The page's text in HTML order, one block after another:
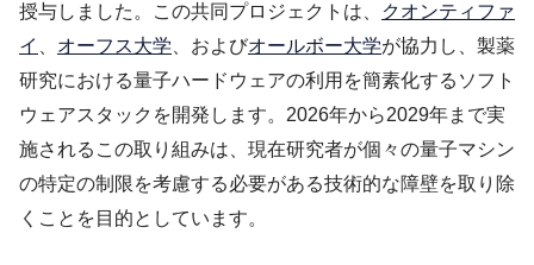
授与しました。この共同プロジェクトは、
クオンティファ
イ
オーフス大学 、およびオールボー大学が協力し、製薬
研究における量子ハードウェアの利用を簡素化するソフト
ウェアスタックを開発します。2026年から2029年まで実
施されるこの取り組みは、現在研究者が個々の量子マシン
の特定の制限を考慮する必要がある技術的な障壁を取り除
くことを目的としています。